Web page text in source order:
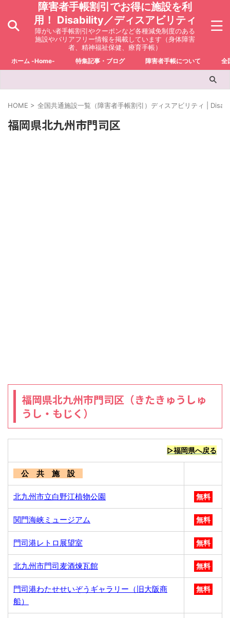
障害者手帳割引でお得に施設を利
用！ Disability／ディスアビリティ
障がい者手帳割引やクーポンなど各種減免制度のある
施設やバリアフリー情報を掲載しています（身体障害
者、精神福祉保健、療育手帳）
ホーム -Home- 特集記事・ブログ 障害者手帳について 全
HOME > 全国共通施設一覧（障害者手帳割引）ディスアビリティ |
福岡県北九州市門司区
福岡県北九州市門司区（きたきゅうしゅ
うし・もじく）
▷福岡県へ戻る
公 共 施 設
北九州市立白野江植物公園 無料
関門海峡ミュージアム 無料
門司港レトロ展望室 無料
北九州市門司麦酒煉瓦館 無料
門司港わたせせいぞうギャラリー（旧大阪商
船）
無料